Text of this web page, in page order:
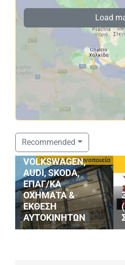
Load
Recommended
Συνεργεία - Φανοποιεία
ΣΤΑΘΟΠΟΥΛΟΣ
SERVICE
VOLKSWAGEN,
AUDI, SKODA,
ΕΠΑΓ/ΚΑ
ΟΧΗΜΑΤΑ &
ΕΚΘΕΣΗ
ΑΥΤΟΚΙΝΗΤΩΝ